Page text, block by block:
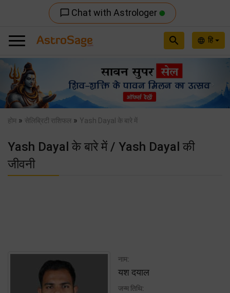
chat_bubble_outline Chat with Astrologer
language हि
search
Previous
होम » सेलिब्रिटी राशिफल » Yash Dayal के बारे में
Yash Dayal के बारे में / Yash Dayal की
जीवनी
नाम:
यश दयाल
जन्म तिथि: